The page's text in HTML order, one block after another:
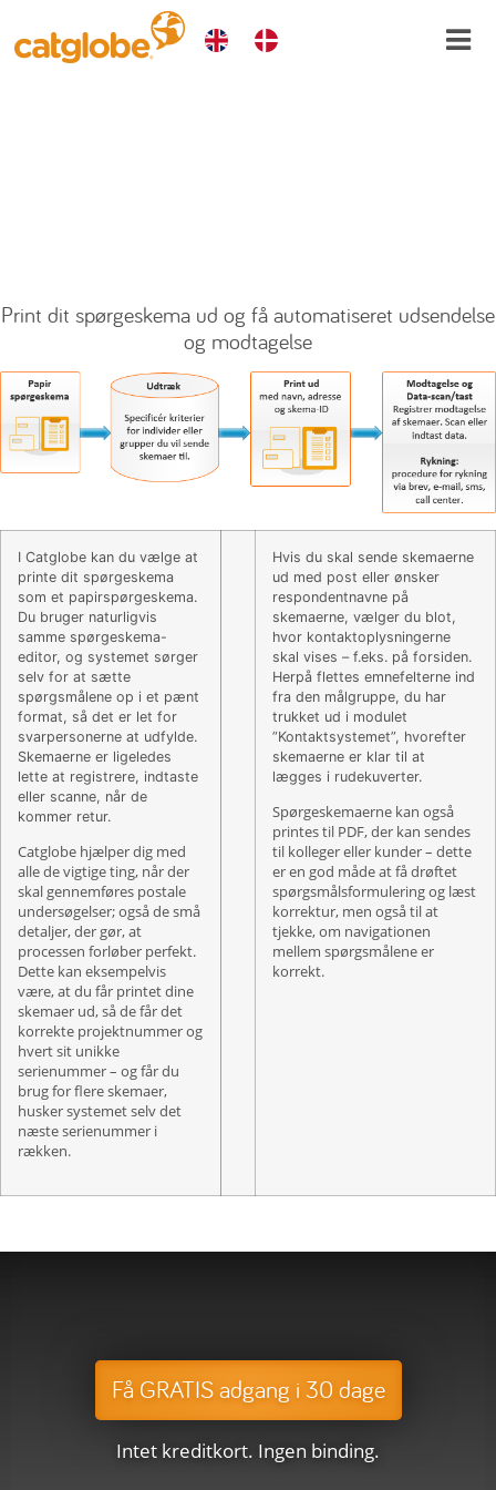
indhold
Print dit spørgeskema ud og få automatiseret udsendelse
og modtagelse
I Catglobe kan du vælge at
printe dit spørgeskema
som et papirspørgeskema.
Du bruger naturligvis
samme spørgeskema-
editor, og systemet sørger
selv for at sætte
spørgsmålene op i et pænt
format, så det er let for
svarpersonerne at udfylde.
Skemaerne er ligeledes
lette at registrere, indtaste
eller scanne, når de
kommer retur.
Catglobe hjælper dig med
alle de vigtige ting, når der
skal gennemføres postale
undersøgelser; også de små
detaljer, der gør, at
processen forløber perfekt.
Dette kan eksempelvis
være, at du får printet dine
skemaer ud, så de får det
korrekte projektnummer og
hvert sit unikke
serienummer – og får du
brug for flere skemaer,
husker systemet selv det
næste serienummer i
rækken.
Hvis du skal sende skemaerne
ud med post eller ønsker
respondentnavne på
skemaerne, vælger du blot,
hvor kontaktoplysningerne
skal vises – f.eks. på forsiden.
Herpå flettes emnefelterne ind
fra den målgruppe, du har
trukket ud i modulet
”Kontaktsystemet”, hvorefter
skemaerne er klar til at
lægges i rudekuverter.
Spørgeskemaerne kan også
printes til PDF, der kan sendes
til kolleger eller kunder – dette
er en god måde at få drøftet
spørgsmålsformulering og læst
korrektur, men også til at
tjekke, om navigationen
mellem spørgsmålene er
korrekt.
Få GRATIS adgang i 30 dage
Intet kreditkort. Ingen binding.